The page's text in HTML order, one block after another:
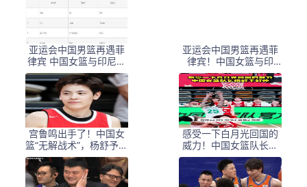
亚运会中国男篮再遇菲
律宾 中国女篮与印尼、
泰国同组
亚运会中国男篮再遇菲
律宾！中国女篮与印
尼、泰国同组
宫鲁鸣出手了！中国女
篮“无解战术”，杨舒予憋
笑，对手早已绝望
感受一下白月光回国的
威力！中国女篮队长杨
舒予好帅！#杨舒予##
中国女篮##百度一夏燃
动赛场#